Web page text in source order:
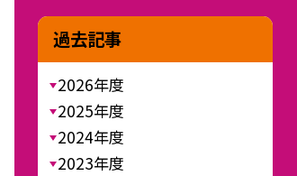
過去記事
2026年度
2025年度
2024年度
2023年度